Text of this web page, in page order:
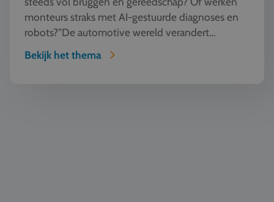
monteurs straks met AI-gestuurde diagnoses en
robots?"De automotive wereld verandert
razendsnel. Tijde...
Bekijk het thema